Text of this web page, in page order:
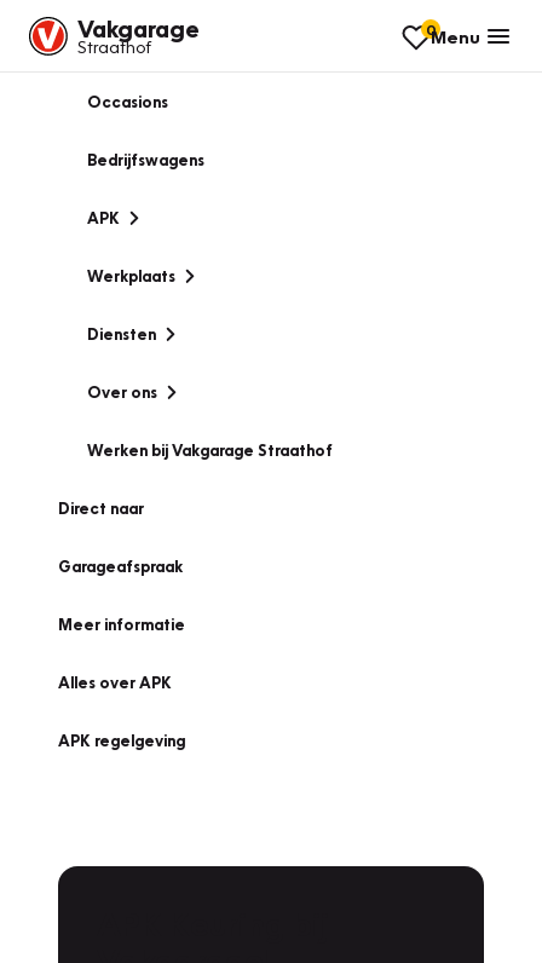
Vakgarage
Straathof
0Menu
Occasions
Bedrijfswagens
APK
Werkplaats
Diensten
Over ons
Werken bij Vakgarage Straathof
Direct naar
Garageafspraak
Meer informatie
Alles over APK
APK regelgeving